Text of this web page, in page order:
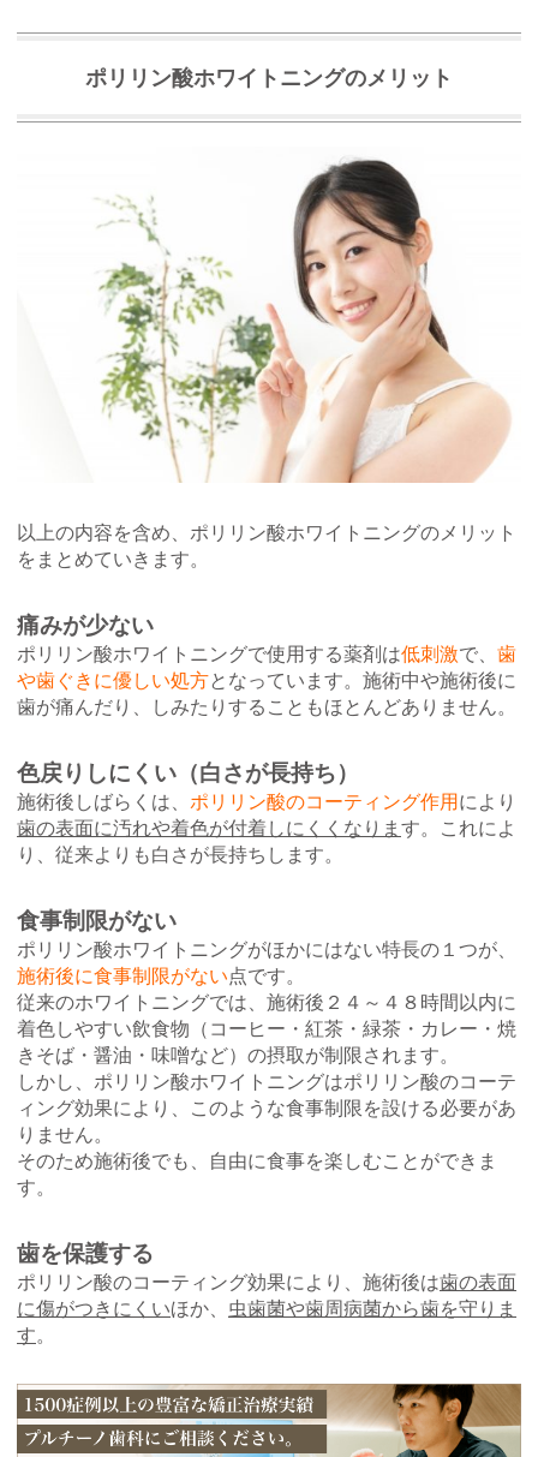
ポリリン酸ホワイトニングのメリット
以上の内容を含め、ポリリン酸ホワイトニングのメリット
をまとめていきます。
痛みが少ない
ポリリン酸ホワイトニングで使用する薬剤は低刺激で、 歯
や歯ぐきに優しい処方となっています。施術中や施術後に
歯が痛んだり、しみたりすることもほとんどありません。
色戻りしにくい（白さが長持ち）
施術後しばらくは、 ポリリン酸のコーティング作用により
歯の表面に汚れや着色が付着しにくくなります。これによ
り、従来よりも白さが長持ちします。
食事制限がない
ポリリン酸ホワイトニングがほかにはない特長の１つが、
施術後に食事制限がない点です。
従来のホワイトニングでは、施術後２４～４８時間以内に
着色しやすい飲食物（コーヒー・紅茶・緑茶・カレー・焼
きそば・醤油・味噌など）の摂取が制限されます。
しかし、ポリリン酸ホワイトニングはポリリン酸のコーテ
ィング効果により、このような食事制限を設ける必要があ
りません。
そのため施術後でも、自由に食事を楽しむことができま
す。
歯を保護する
ポリリン酸のコーティング効果により、施術後は歯の表面
に傷がつきにくいほか、 虫歯菌や歯周病菌から歯を守りま
す。